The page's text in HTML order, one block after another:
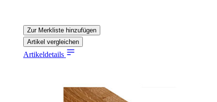
Zur Merkliste hinzufügen
Artikel vergleichen
Artikeldetails